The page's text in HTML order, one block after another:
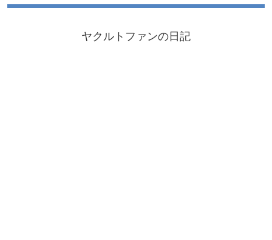
ヤクルトファンの日記